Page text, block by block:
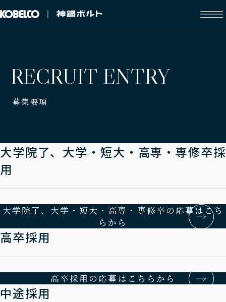
RECRUIT ENTRY
募集要項
大学院了、大学・短大・高専・専修卒採
用
大学院了、大学・短大・高専・専修卒の応募はこち
らから
高卒採用
高卒採用の応募はこちらから
中途採用